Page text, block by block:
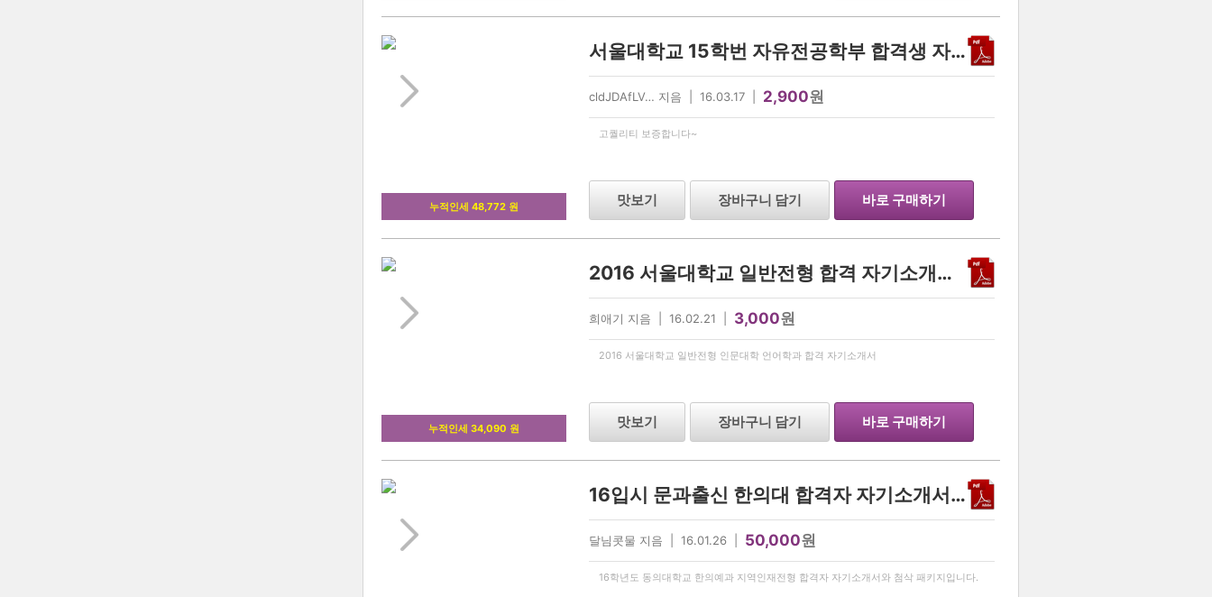
누적인세 48,772 원
서울대학교 15학번 자유전공학부 합격생 자기소개서 (수시 일반전형)
cldJDAfLV… 지음 | 16.03.17 | 2,900원
고퀄리티 보증합니다~
맛보기 장바구니 담기 바로 구매하기
누적인세 34,090 원
2016 서울대학교 일반전형 합격 자기소개서 (7쪽)
희애기 지음 | 16.02.21 | 3,000원
2016 서울대학교 일반전형 인문대학 언어학과 합격 자기소개서
맛보기 장바구니 담기 바로 구매하기
16입시 문과출신 한의대 합격자 자기소개서 + 첨삭 패키지
달님콧물 지음 | 16.01.26 | 50,000원
16학년도 동의대학교 한의예과 지역인재전형 합격자 자기소개서와 첨삭 패키지입니다.